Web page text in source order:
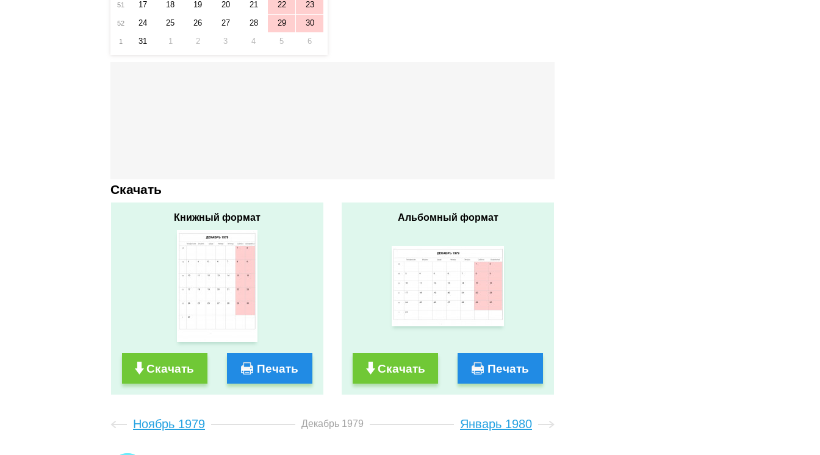
51 17 18 19 20 21 22 23
52 24 25 26 27 28 29 30
1 31 1 2 3 4 5 6
Скачать
Книжный формат
Скачать Печать
Альбомный формат
Скачать Печать
Ноябрь 1979 Декабрь 1979 Январь 1980